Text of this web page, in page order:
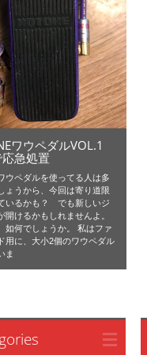
ワウペダルVOL.1
急処置
ウペダルを使ってる人は多
ょうから、今回は寄り道限
いるかも？ でも新しいジ
開けるかもしれませんよ。
如何でしょうか。 私はファ
用に、大小2個のワウペダル
ま